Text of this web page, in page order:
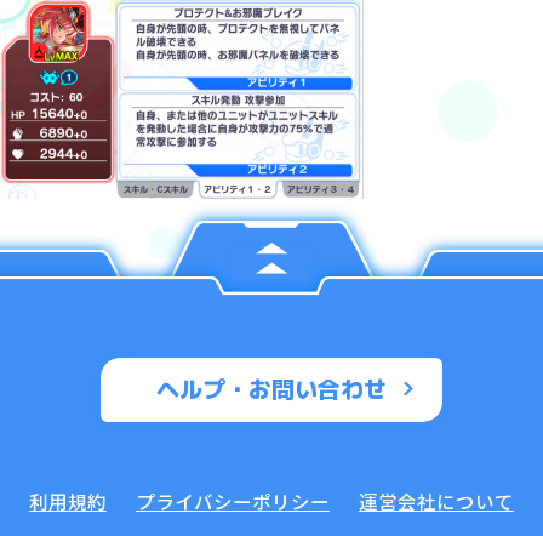
ヘルプ・お問い合わせ
利用規約 プライバシーポリシー
運営会社について